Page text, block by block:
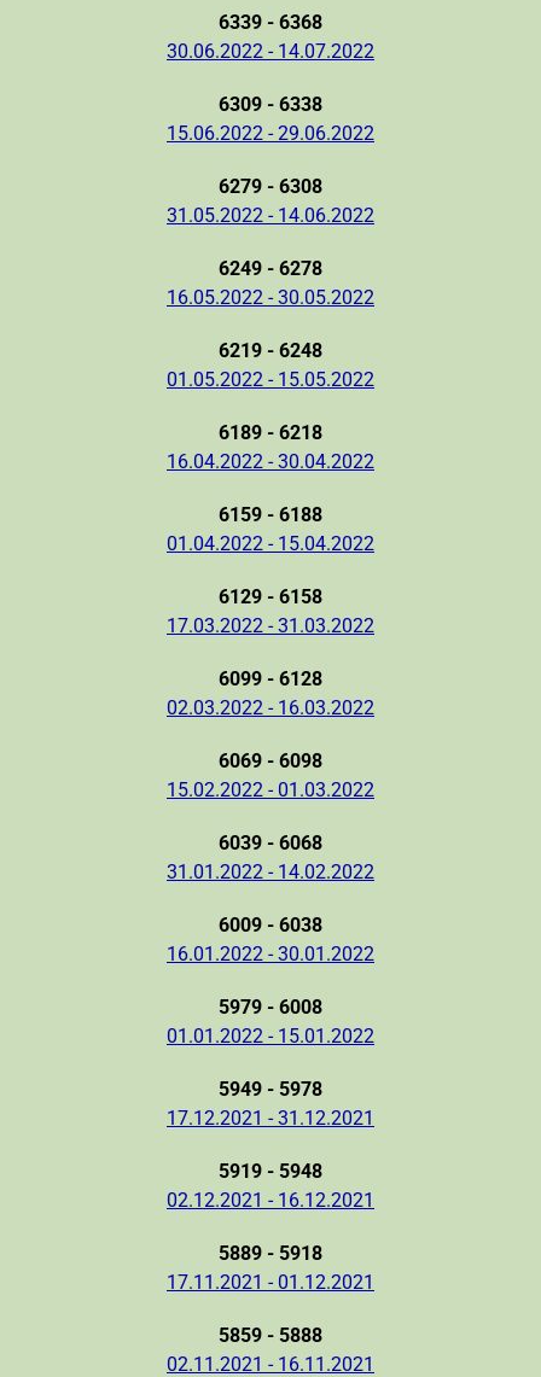
6339 - 6368
30.06.2022 - 14.07.2022
6309 - 6338
15.06.2022 - 29.06.2022
6279 - 6308
31.05.2022 - 14.06.2022
6249 - 6278
16.05.2022 - 30.05.2022
6219 - 6248
01.05.2022 - 15.05.2022
6189 - 6218
16.04.2022 - 30.04.2022
6159 - 6188
01.04.2022 - 15.04.2022
6129 - 6158
17.03.2022 - 31.03.2022
6099 - 6128
02.03.2022 - 16.03.2022
6069 - 6098
15.02.2022 - 01.03.2022
6039 - 6068
31.01.2022 - 14.02.2022
6009 - 6038
16.01.2022 - 30.01.2022
5979 - 6008
01.01.2022 - 15.01.2022
5949 - 5978
17.12.2021 - 31.12.2021
5919 - 5948
02.12.2021 - 16.12.2021
5889 - 5918
17.11.2021 - 01.12.2021
5859 - 5888
02.11.2021 - 16.11.2021